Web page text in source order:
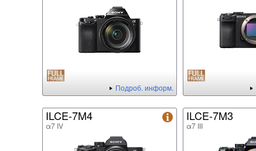
Подроб. информ.
ILCE-7M4
α7 IV
ILCE-7M3
α7 III